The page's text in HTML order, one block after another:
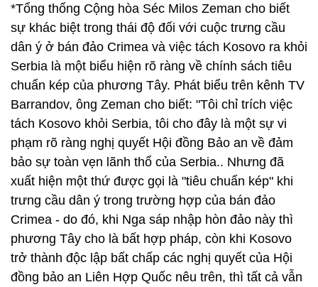
*Tổng thống Cộng hòa Séc Milos Zeman cho biết
sự khác biệt trong thái độ đối với cuộc trưng cầu
dân ý ở bán đảo Crimea và việc tách Kosovo ra khỏi
Serbia là một biểu hiện rõ ràng về chính sách tiêu
chuẩn kép của phương Tây. Phát biểu trên kênh TV
Barrandov, ông Zeman cho biết: "Tôi chỉ trích việc
tách Kosovo khỏi Serbia, tôi cho đây là một sự vi
phạm rõ ràng nghị quyết Hội đồng Bảo an về đảm
bảo sự toàn vẹn lãnh thổ của Serbia.. Nhưng đã
xuất hiện một thứ được gọi là "tiêu chuẩn kép" khi
trưng cầu dân ý trong trường hợp của bán đảo
Crimea - do đó, khi Nga sáp nhập hòn đảo này thì
phương Tây cho là bất hợp pháp, còn khi Kosovo
trở thành độc lập bất chấp các nghị quyết của Hội
đồng bảo an Liên Hợp Quốc nêu trên, thì tất cả vẫn